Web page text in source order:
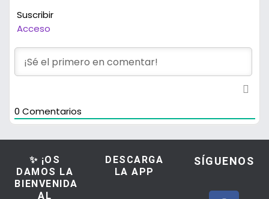
Suscribir
Acceso
0 Comentarios
✨ ¡OS
DAMOS LA
BIENVENIDA
AL
DESCARGA
LA APP
SÍGUENOS